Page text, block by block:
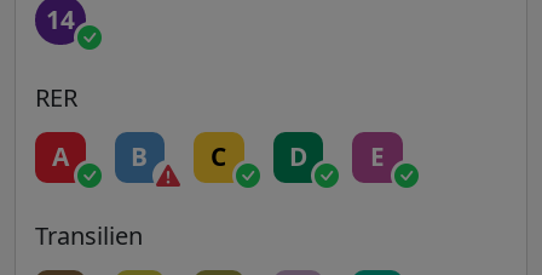
14
RER
A B C D E
Transilien